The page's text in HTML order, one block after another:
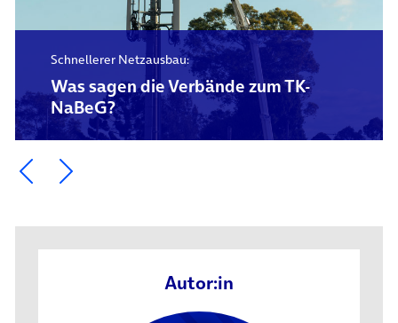
Schnellerer Netzausbau:
Was sagen die Verbände zum TK-
NaBeG?
Ein Element zurück blättern
Ein Element weiter blättern
Autor:in